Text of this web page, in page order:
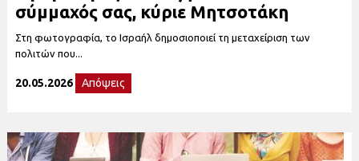
σύμμαχός σας, κύριε Μητσοτάκη
Στη φωτογραφία, το Ισραήλ δημοσιοποιεί τη μεταχείριση των
πολιτών που...
20.05.2026 Απόψεις